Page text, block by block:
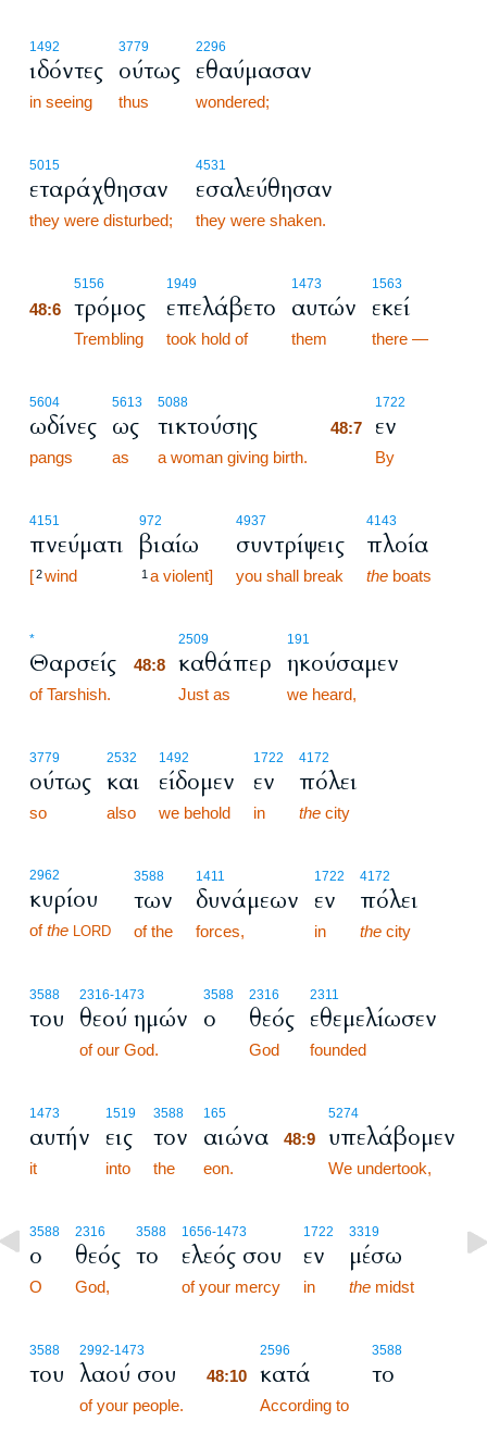
1492
ιδόντες
in seeing
3779
ούτως
thus
2296
εθαύμασαν
wondered;
5015
εταράχθησαν
they were disturbed;
4531
εσαλεύθησαν
they were shaken.
5156
48:6 τρόμος
Trembling
1949
επελάβετο
took hold of
1473
αυτών
them
1563
εκεί
there —
5604
ωδίνες
pangs
5613
ως
as
5088
τικτούσης
a woman giving birth.
1722
48:7 εν
By
4151
πνεύματι
[2wind
972
βιαίω
1 a violent]
4937
συντρίψεις
you shall break
4143
πλοία
the boats
*
Θαρσείς
of Tarshish.
2509
48:8 καθάπερ
Just as
191
ηκούσαμεν
we heard,
3779
ούτως
so
2532
και
also
1492
είδομεν
we behold
1722
εν
in
4172
πόλει
the city
2962
κυρίου
ofthe LORD
3588
των
of the
1411
δυνάμεων
forces,
1722
εν
in
4172
πόλει
the city
3588
του
2316-1473
θεού ημών
of our God.
3588
ο
2316
θεός
God
2311
εθεμελίωσεν
founded
1473
αυτήν
it
1519
εις
into
3588
τον
the
165
αιώνα
eon.
5274
48:9 υπελάβομεν
We undertook,
3588
ο
O
2316
θεός
God,
3588
το
1656-1473
ελεός σου
of your mercy
1722
εν
in
3319
μέσω
the midst
3588
του
2992-1473
λαού σου
of your people.
2596
48:10 κατά
According to
3588
το